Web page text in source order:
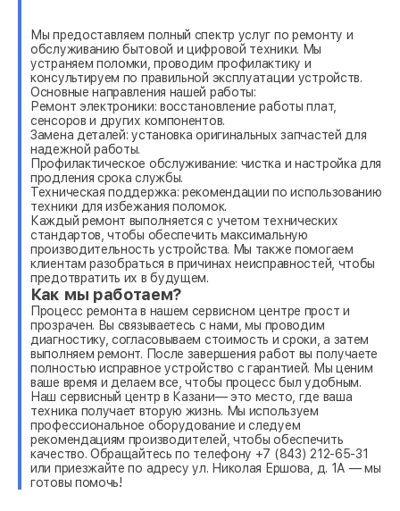
Мы предоставляем полный спектр услуг по ремонту и
обслуживанию бытовой и цифровой техники. Мы
устраняем поломки, проводим профилактику и
консультируем по правильной эксплуатации устройств.
Основные направления нашей работы:
Ремонт электроники: восстановление работы плат,
сенсоров и других компонентов.
Замена деталей: установка оригинальных запчастей для
надежной работы.
Профилактическое обслуживание: чистка и настройка для
продления срока службы.
Техническая поддержка: рекомендации по использованию
техники для избежания поломок.
Каждый ремонт выполняется с учетом технических
стандартов, чтобы обеспечить максимальную
производительность устройства. Мы также помогаем
клиентам разобраться в причинах неисправностей, чтобы
предотвратить их в будущем.
Как мы работаем?
Процесс ремонта в нашем сервисном центре прост и
прозрачен. Вы связываетесь с нами, мы проводим
диагностику, согласовываем стоимость и сроки, а затем
выполняем ремонт. После завершения работ вы получаете
полностью исправное устройство с гарантией. Мы ценим
ваше время и делаем все, чтобы процесс был удобным.
Наш сервисный центр в Казани— это место, где ваша
техника получает вторую жизнь. Мы используем
профессиональное оборудование и следуем
рекомендациям производителей, чтобы обеспечить
качество. Обращайтесь по телефону +7 (843) 212-65-31
или приезжайте по адресу ул. Николая Ершова, д. 1А — мы
готовы помочь!